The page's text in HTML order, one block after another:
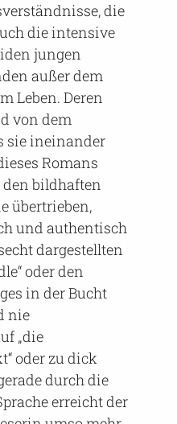
die
die intensive
jungen
außer dem
Leben. Deren
von dem
sie ineinander
Romans
bildhaften
übertrieben,
und authentisch
dargestellten
oder den
in der Bucht
nie
„die
oder zu dick
durch die
erreicht der